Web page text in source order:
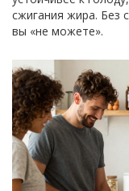
сжигания жира. Без
вы «не можете».